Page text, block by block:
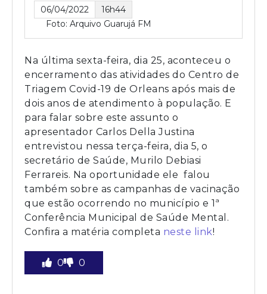
06/04/2022
16h44
Foto: Arquivo Guarujá FM
Na última sexta-feira, dia 25, aconteceu o
encerramento das atividades do Centro de
Triagem Covid-19 de Orleans após mais de
dois anos de atendimento à população. E
para falar sobre este assunto o
apresentador Carlos Della Justina
entrevistou nessa terça-feira, dia 5, o
secretário de Saúde, Murilo Debiasi
Ferrareis. Na oportunidade ele falou
também sobre as campanhas de vacinação
que estão ocorrendo no município e 1ª
Conferência Municipal de Saúde Mental.
Confira a matéria completa neste link!
0 0